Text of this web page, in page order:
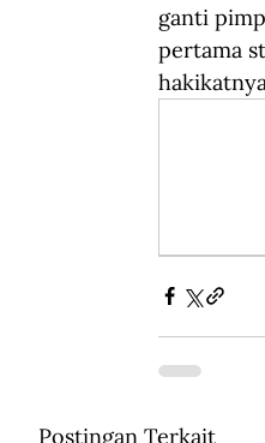
ganti
pertama
Postingan Terkait